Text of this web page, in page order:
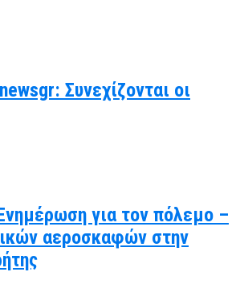
Συνεχίζονται οι
για τον πόλεμο –
αεροσκαφών στην